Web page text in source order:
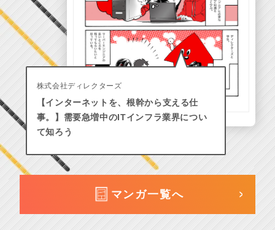
株式会社ディレクターズ
【インターネットを、根幹から支える仕
事。】需要急増中のITインフラ業界につい
て知ろう
マンガ一覧へ